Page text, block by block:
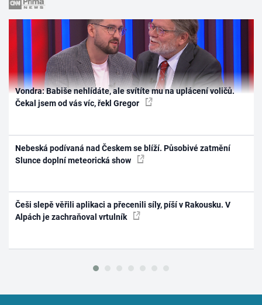
Vondra: Babiše nehlídáte, ale svítíte mu na uplácení voličů.
Čekal jsem od vás víc, řekl Gregor
Nebeská podívaná nad Českem se blíží. Působivé zatmění
Slunce doplní meteorická show
Češi slepě věřili aplikaci a přecenili síly, píší v Rakousku. V
Alpách je zachraňoval vrtulník